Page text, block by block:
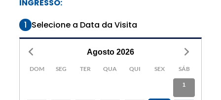
INGRESSO:
1 Selecione a Data da Visita
Agosto 2026
DOM SEG TER QUA QUI SEX SÁB
1